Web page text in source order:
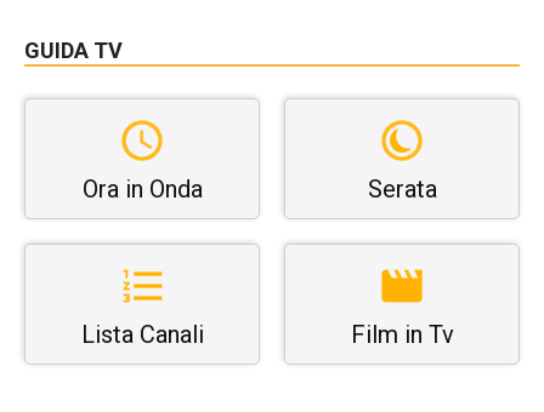
GUIDA TV
Ora in Onda Serata
Lista Canali Film in Tv